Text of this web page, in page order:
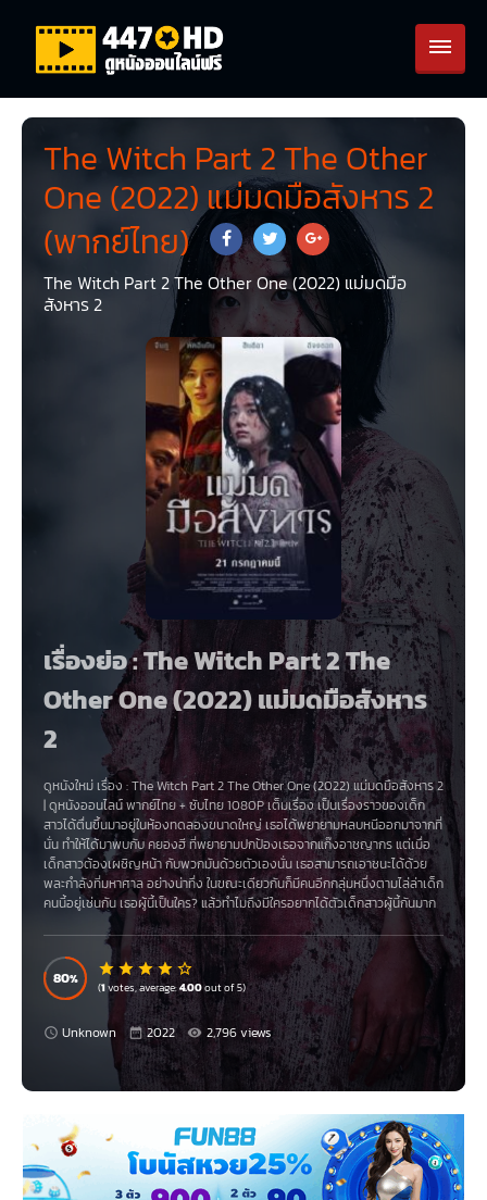
The Witch Part 2 The Other
One (2022) แม่มดมือสังหาร 2
(พากย์ไทย)
The Witch Part 2 The Other One (2022) แม่มดมือ
สังหาร 2
เรื่องย่อ : The Witch Part 2 The
Other One (2022) แม่มดมือสังหาร
2
ดูหนังใหม่ เรื่อง :The Witch Part 2 The Other One (2022) แม่มดมือสังหาร 2
|ดูหนังออนไลน์พากย์ไทย+ซับไทย1080P เต็มเรื่องเป็นเรื่องราวของเด็ก
สาวได้ตื่นขึ้นมาอยู่ในห้องทดลองขนาดใหญ่ เธอได้พยายามหลบหนีออกมาจากที่
นั่น ทำให้ได้มาพบกับ คยองฮี ที่พยายามปกป้องเธอจากแก๊งอาชญากร แต่เมื่อ
เด็กสาวต้องเผชิญหน้า กับพวกมันด้วยตัวเองนั่น เธอสามารถเอาชนะได้ด้วย
พละกำลังที่มหาศาล อย่างน่าทึ่ง ในขณะเดียวกันก็มีคนอีกกลุ่มหนึ่งตามไล่ล่าเด็ก
คนนี้อยู่เช่นกัน เธอผู้นี้เป็นใคร? แล้วทำไมถึงมีใครอยากได้ตัวเด็กสาวผู้นี้กันมาก
80 (1votes, average:4.00out of 5)
Unknown 2022 2,796 views